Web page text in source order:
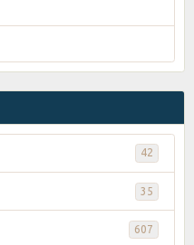
42
35
607